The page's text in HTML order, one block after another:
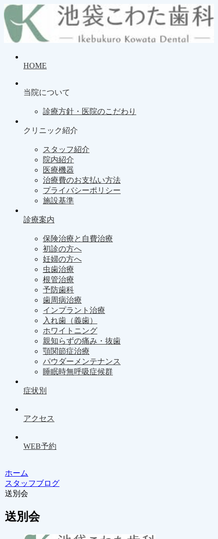
HOME
当院について
診療方針・医院のこだわり
クリニック紹介
スタッフ紹介
院内紹介
医療機器
治療費のお支払い方法
プライバシーポリシー
施設基準
診療案内
保険治療と自費治療
初診の方へ
妊婦の方へ
虫歯治療
根管治療
予防歯科
歯周病治療
インプラント治療
入れ歯（義歯）
ホワイトニング
親知らずの痛み・抜歯
顎関節症治療
パウダーメンテナンス
睡眠時無呼吸症候群
症状別
アクセス
WEB予約
ホーム
スタッフブログ
送別会
送別会